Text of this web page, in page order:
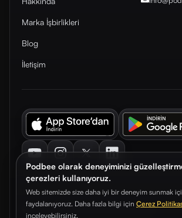
Podbee olarak deneyiminizi
çerezleri kullanıyoruz.
Web sitemizde size daha iyi bir deneyim sunmak
faydalanıyoruz. Daha fazla bilgi için Çerez
inceleyebilirsiniz.
Marka İşbirlikleri
Blog
İletişim
© 2026. Podbee Media. Tüm hakları saklıdır.